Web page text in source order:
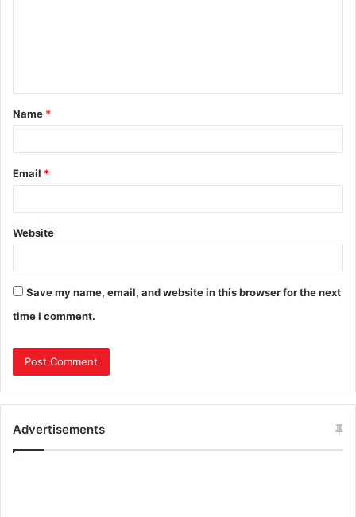
Name *
Email *
Website
Save my name, email, and website in this browser for the next
time I comment.
Advertisements